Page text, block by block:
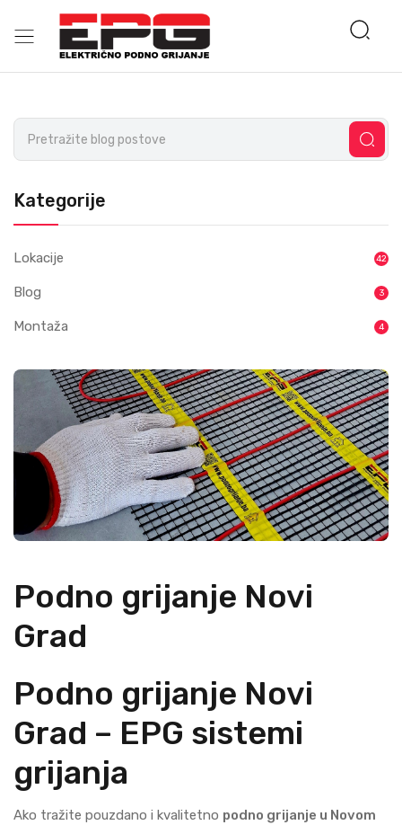
Podno grijanje Novi
Grad
Podno grijanje Novi
Grad – EPG sistemi
grijanja
Ako tražite pouzdano i kvalitetno podno grijanje u Novom
Kategorije
Lokacije 42
Blog 3
Montaža 4